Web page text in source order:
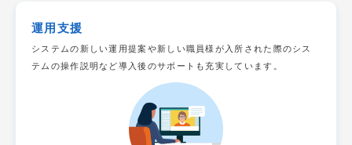
運用支援
システムの新しい運用提案や新しい職員様が入所された際のシス
テムの操作説明など導入後のサポートも充実しています。